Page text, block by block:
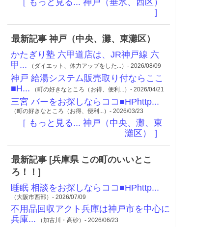
［ もっと見る... 神戸（垂水、西区）
］
最新記事 神戸（中央、灘、東灘区）
かたぎり塾 六甲道店は、JR神戸線 六
甲... （ダイエット、体力アップをした...）- 2026/08/09
神戸 給湯システム販売取り付ならここ
■H... （町の好きなところ（お得、便利...）- 2026/04/21
三宮 バーをお探しならココ■HPhttp...
（町の好きなところ（お得、便利...）- 2026/03/23
［ もっと見る... 神戸（中央、灘、東
灘区） ］
最新記事 [兵庫県 この町のいいとこ
ろ！！]
睡眠 相談をお探しならココ■HPhttp...
（大阪市西部）- 2026/07/09
不用品回収アクト兵庫は神戸市を中心に
兵庫... （加古川・高砂）- 2026/06/23